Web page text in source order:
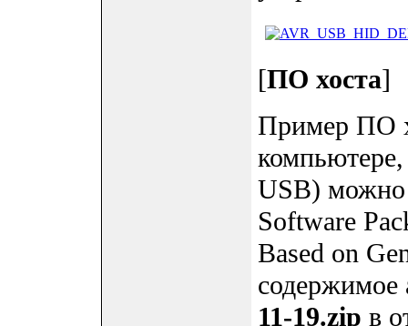
[ПО хоста]
Пример ПО
компьютере,
USB) можно
Software
Based on
содержимое
11-19.zip в